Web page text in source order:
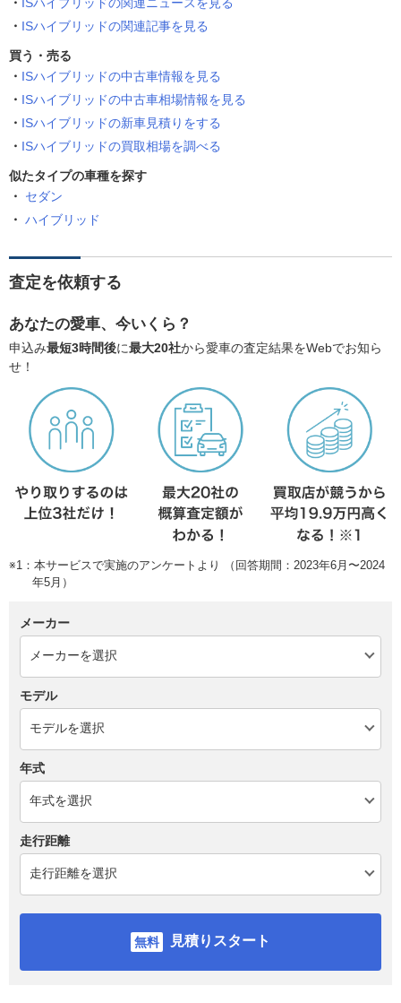
ISハイブリッドの関連記事を見る
買う・売る
ISハイブリッドの中古車情報を見る
ISハイブリッドの中古車相場情報を見る
ISハイブリッドの新車見積りをする
ISハイブリッドの買取相場を調べる
似たタイプの車種を探す
セダン
ハイブリッド
査定を依頼する
あなたの愛車、今いくら？
申込み最短3時間後に最大20社から愛車の査定結果をWebでお知ら
せ！
※1：本サービスで実施のアンケートより （回答期間：2023年6月〜2024
年5月）
メーカー
モデル
年式
走行距離
見積りスタート